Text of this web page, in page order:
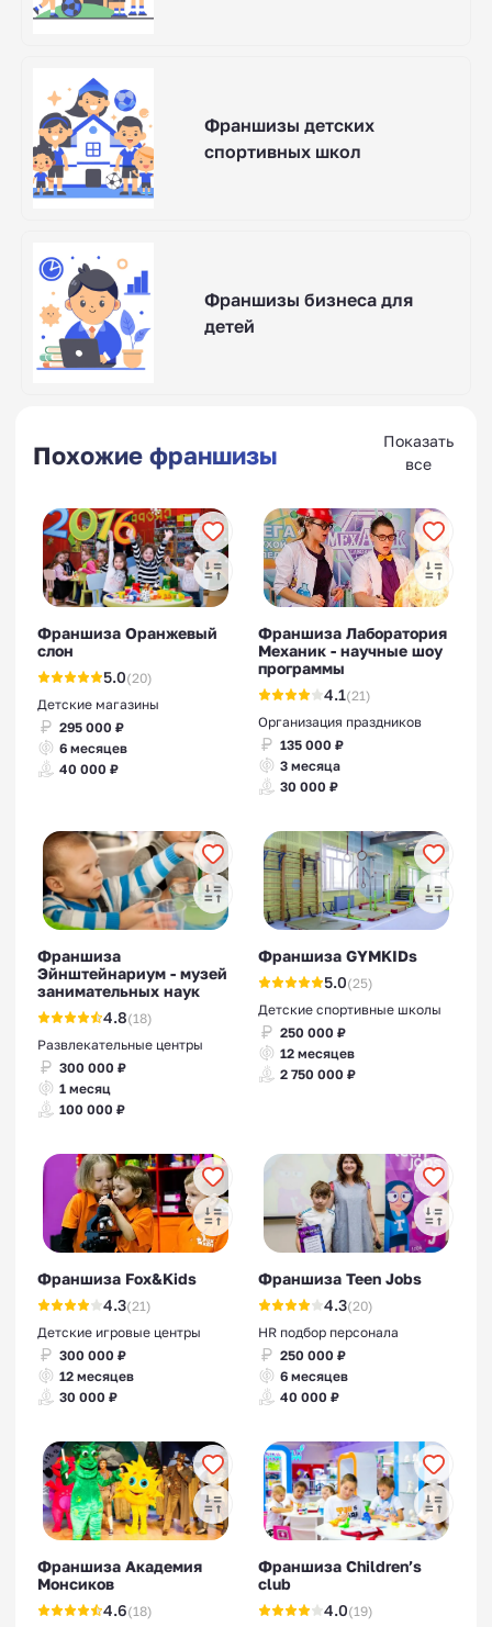
Франшизы детских
спортивных школ
Франшизы бизнеса для
детей
Похожие франшизы
Показать
все
Франшиза Оранжевый
слон
5.0(20)
Детские магазины
295 000 ₽
6 месяцев
40 000 ₽
Франшиза Лаборатория
Механик - научные шоу
программы
4.1(21)
Организация праздников
135 000 ₽
3 месяца
30 000 ₽
Франшиза
Эйнштейнариум - музей
занимательных наук
4.8(18)
Развлекательные центры
300 000 ₽
1 месяц
100 000 ₽
Франшиза GYMKIDs
5.0(25)
Детские спортивные школы
250 000 ₽
12 месяцев
2 750 000 ₽
Франшиза Fox&Kids
4.3(21)
Детские игровые центры
300 000 ₽
12 месяцев
30 000 ₽
Франшиза Teen Jobs
4.3(20)
HR подбор персонала
250 000 ₽
6 месяцев
40 000 ₽
Франшиза Академия
Монсиков
4.6(18)
Франшиза Children’s
club
4.0(19)